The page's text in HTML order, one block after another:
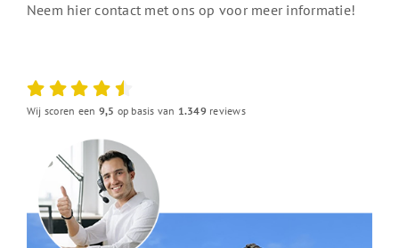
Neem hier contact met ons op voor meer informatie!
Wij scoren een 9,5 op basis van 1.349reviews